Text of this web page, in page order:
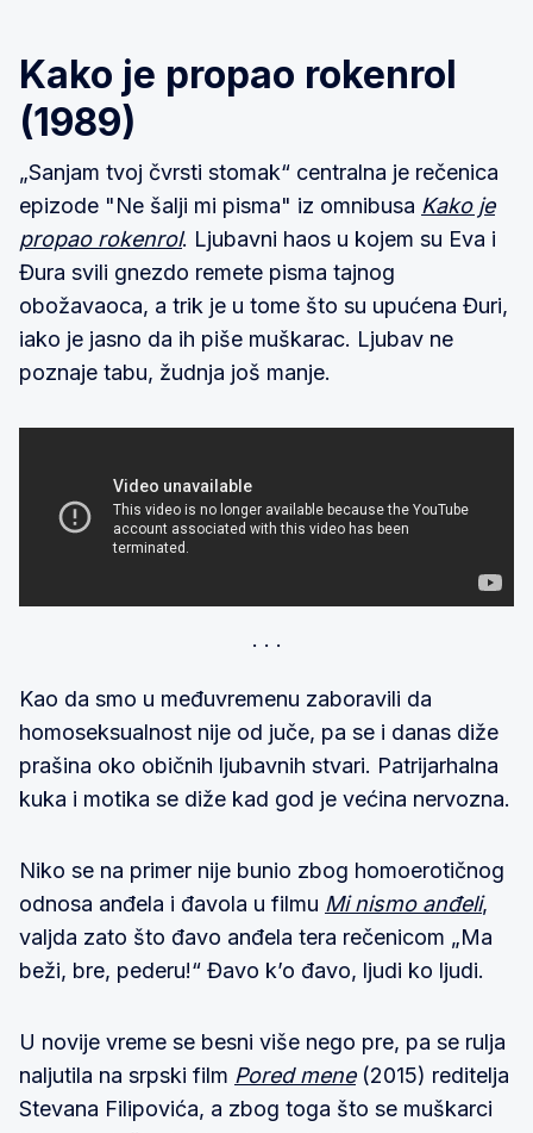
Kako je propao rokenrol
(1989)
„Sanjam tvoj čvrsti stomak“ centralna je rečenica
epizode "Ne šalji mi pisma" iz omnibusa Kako je
propao rokenrol. Ljubavni haos u kojem su Eva i
Đura svili gnezdo remete pisma tajnog
obožavaoca, a trik je u tome što su upućena Đuri,
iako je jasno da ih piše muškarac. Ljubav ne
poznaje tabu, žudnja još manje.
Kao da smo u međuvremenu zaboravili da
homoseksualnost nije od juče, pa se i danas diže
prašina oko običnih ljubavnih stvari. Patrijarhalna
kuka i motika se diže kad god je većina nervozna.
Niko se na primer nije bunio zbog homoerotičnog
odnosa anđela i đavola u filmu Mi nismo anđeli,
valjda zato što đavo anđela tera rečenicom „Ma
beži, bre, pederu!“ Đavo k’o đavo, ljudi ko ljudi.
U novije vreme se besni više nego pre, pa se rulja
naljutila na srpski film Pored mene(2015) reditelja
Stevana Filipovića, a zbog toga što se muškarci